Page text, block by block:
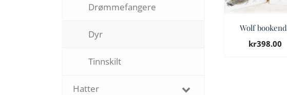
Wolf
kr398.00
Drømmefangere
Dyr
Tinnskilt
Hatter